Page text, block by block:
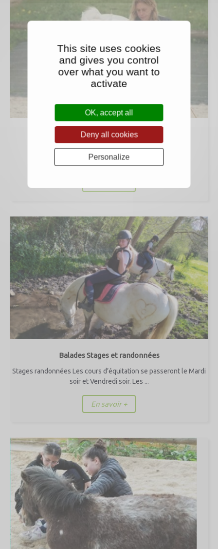
Equitation éthologique
Le cheval à son propre langage et sa propre façon de
communiquer vous rêvez de le comprendre ...
Balades Stages et randonnées
Stages randonnées Les cours d’équitation se passeront le Mardi
soir et Vendredi soir. Les ...
En savoir +
This site uses cookies
and gives you control
over what you want to
activate
OK, accept all
Deny all cookies
Personalize